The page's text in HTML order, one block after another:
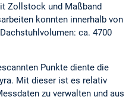
Zollstock und Maßband
konnten innerhalb von
ca. 4700
Punkte diente die
Mit dieser ist es relativ
zu verwalten und aus